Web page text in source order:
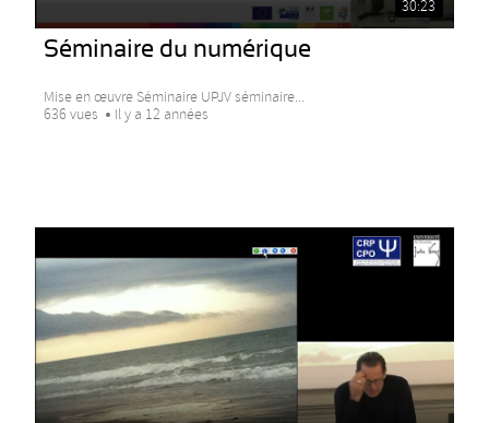
30:23
Séminaire du numérique
Mise en œuvre Séminaire UPJV séminaire...
636 vues
Il y a 12 années